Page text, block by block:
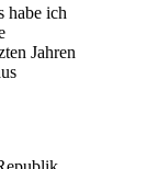
habe ich
Jahren